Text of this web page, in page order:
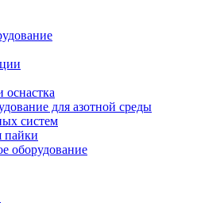
для азотной среды
систем
пайки
оборудование